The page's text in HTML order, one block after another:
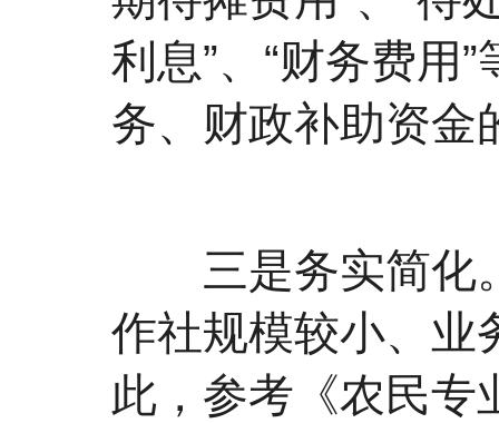
利息”、“财务费用
务、财政补助资
三是务实简化。
作社规模较小、业
此，参考《农民专